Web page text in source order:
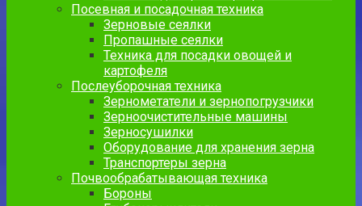
Посевная и посадочная техника
Зерновые сеялки
Пропашные сеялки
Техника для посадки овощей и
картофеля
Послеуборочная техника
Зернометатели и зернопогрузчики
Зерноочистительные машины
Зерносушилки
Оборудование для хранения зерна
Транспортеры зерна
Почвообрабатывающая техника
Бороны